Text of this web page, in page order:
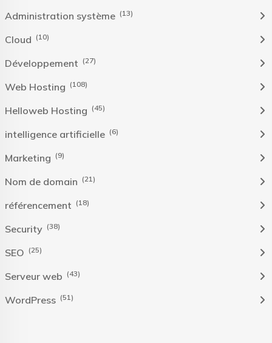
Administration système (13)
Cloud (10)
Développement (27)
Web Hosting (108)
Helloweb Hosting (45)
intelligence artificielle (6)
Marketing (9)
Nom de domain (21)
référencement (18)
Security (38)
SEO (25)
Serveur web (43)
WordPress (51)